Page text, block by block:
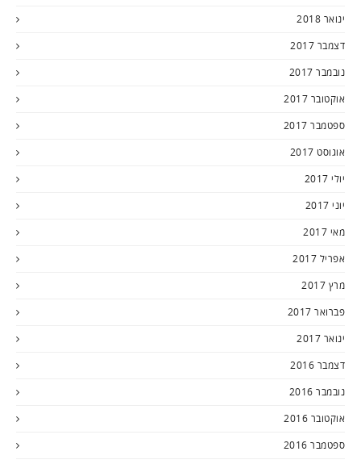
ינואר 2018
דצמבר 2017
נובמבר 2017
אוקטובר 2017
ספטמבר 2017
אוגוסט 2017
יולי 2017
יוני 2017
מאי 2017
אפריל 2017
מרץ 2017
פברואר 2017
ינואר 2017
דצמבר 2016
נובמבר 2016
אוקטובר 2016
ספטמבר 2016